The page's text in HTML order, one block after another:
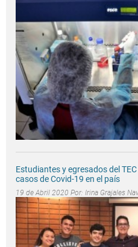
Estudiantes y egresados del
casos de Covid-19 en el país
19 de Abril 2020 Por: Irina Grajales